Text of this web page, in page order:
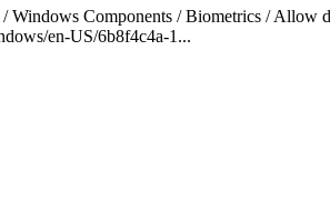
Components / Biometrics / Allow
en-US/6b8f4c4a-1...